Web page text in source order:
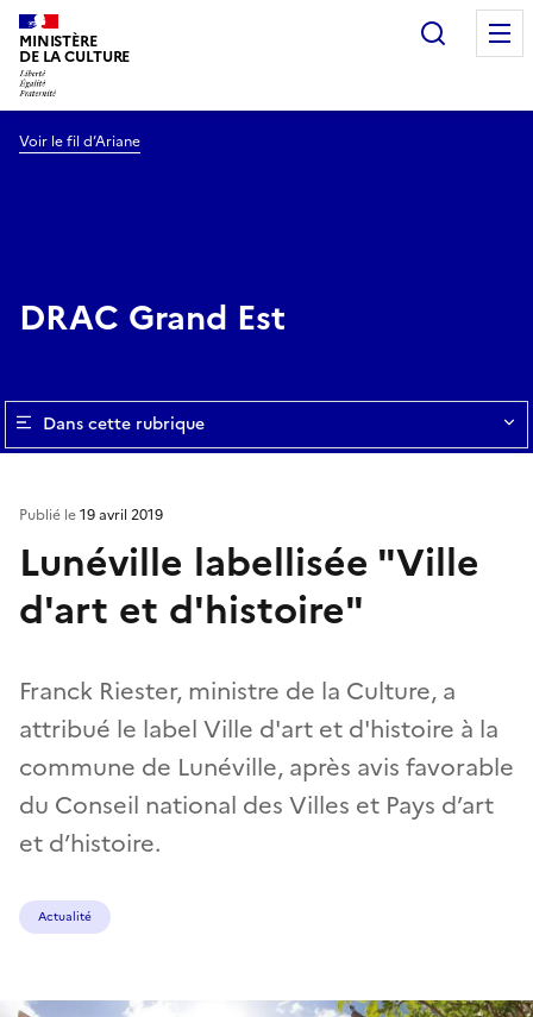
MINISTÈRE
DE LA CULTURE
Voir le fil d’Ariane
DRAC Grand Est
Dans cette rubrique
Lunéville labellisée "Ville
d'art et d'histoire"
Franck Riester, ministre de la Culture, a
attribué le label Ville d'art et d'histoire à la
commune de Lunéville, après avis favorable
du Conseil national des Villes et Pays d’art
et d’histoire.
Publié le19 avril 2019
Actualité